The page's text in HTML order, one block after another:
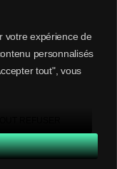
votre expérience de
personnalisés
tout", vous
keyboard_arrow_right